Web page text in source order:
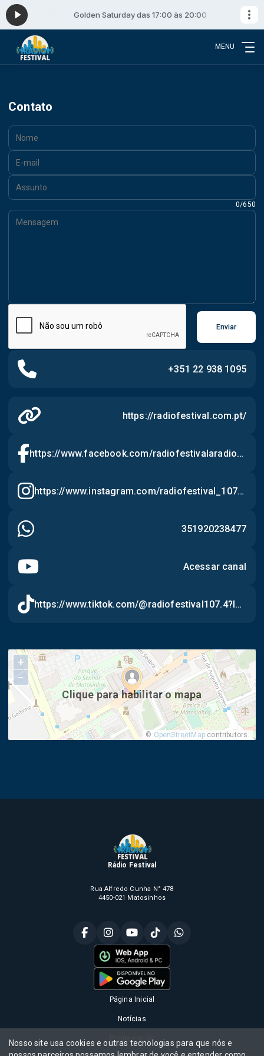
20:00 Golden Saturday das 17:00 às 20:00
MENU
Contato
Nome:
E-mail:
Assunto:
0/650
Enviar
+351 22 938 1095
https://radiofestival.com.pt/
https://www.facebook.com/radiofestivalaradiodograndeporto/
https://www.instagram.com/radiofestival_107.4/?igsh=ZWZrZjR6dmF4bXU3&utm_source=qr#
351920238477
Acessar canal
https://www.tiktok.com/@radiofestival107.4?lang=pt
Clique para habilitar o mapa
+
−
© OpenStreetMapcontributors.
Rádio Festival
Rua Alfredo Cunha N° 478
4450-021 Matosinhos
Página Inicial
Notícias
Programação
Nosso site usa cookies e outras tecnologias para que nós e